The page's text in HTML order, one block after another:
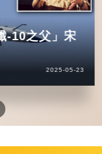
-10之父」宋
2025-05-23